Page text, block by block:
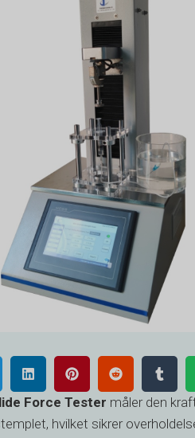
Force Tester måler den
hvilket sikrer